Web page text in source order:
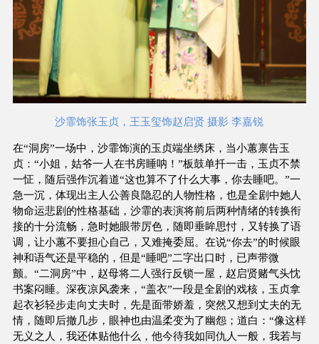
沙霏饰张玉贞，王玉玺饰赵启贤 摄影 李嘉锐
在“洞房”一场中，沙霏饰演的玉贞端坐绣床，当小蕙禀告玉
贞：“小姐，姑爷一人在书房睡呐！”板鼓单扦一击，玉贞不禁
一怔，随后强作沉着道“这也算不了什么大事，你去睡吧。”一
急一沉，体现出主人公善良隐忍的人物性格，也是全剧中她人
物命运悲剧的性格基础，沙霏的表演将前后两种情绪的转换衔
接的十分流畅，急时她眼带厉色，随即垂眸思忖，又转换了语
调，让小蕙不要担心自己，又难掩委屈。在说“你去”的时候眼
神和语气还是平稳的，但是“睡吧”二字出口时，已声带微
颤。“二洞房”中，赵母将二人强行反锁一屋，赵启贤赌气头忱
书案闷睡。深夜凉风袭来，“盖衣”一段是全剧的戏核，玉贞拿
起衣衫轻步走向丈夫时，先是面带娇羞，突然又想到丈夫的无
情，随即后撤几步，眼神也由温柔变为了幽怨；道白：“像这样
无义之人，我还体贴他什么，他今待我如同仇人一般，我若与